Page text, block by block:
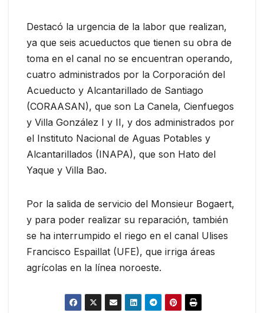
Destacó la urgencia de la labor que realizan,
ya que seis acueductos que tienen su obra de
toma en el canal no se encuentran operando,
cuatro administrados por la Corporación del
Acueducto y Alcantarillado de Santiago
(CORAASAN), que son La Canela, Cienfuegos
y Villa González I y II, y dos administrados por
el Instituto Nacional de Aguas Potables y
Alcantarillados (INAPA), que son Hato del
Yaque y Villa Bao.
Por la salida de servicio del Monsieur Bogaert,
y para poder realizar su reparación, también
se ha interrumpido el riego en el canal Ulises
Francisco Espaillat (UFE), que irriga áreas
agrícolas en la línea noroeste.